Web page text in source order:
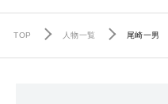
TOP 人物一覧 尾崎一男